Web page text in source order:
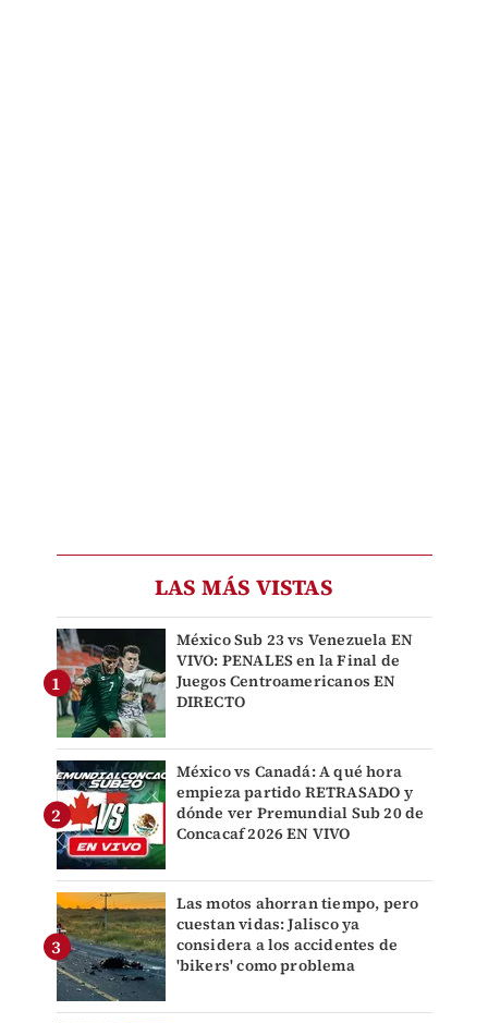
LAS MÁS VISTAS
México Sub 23 vs Venezuela EN
VIVO: PENALES en la Final de
Juegos Centroamericanos EN
DIRECTO
México vs Canadá: A qué hora
empieza partido RETRASADO y
dónde ver Premundial Sub 20 de
Concacaf 2026 EN VIVO
Las motos ahorran tiempo, pero
cuestan vidas: Jalisco ya
considera a los accidentes de
'bikers' como problema